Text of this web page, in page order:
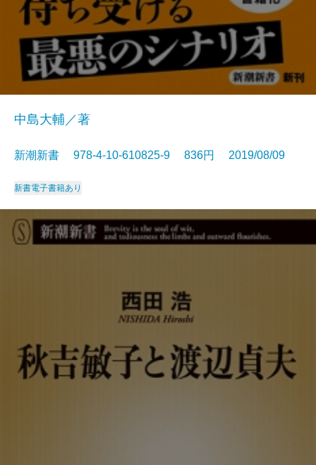
中島大輔／著
新潮新書 978-4-10-610825-9 836円 2019/08/09
新書電子書籍あり